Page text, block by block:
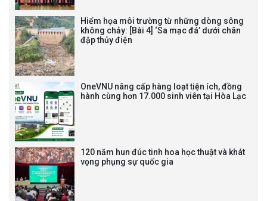
Bảo vệ luận án tiến sĩ của NCS
Hiểm họa môi trường từ những dòng sông
không chảy: [Bài 4] ‘Sa mạc đá’ dưới chân
đập thủy điện
OneVNU nâng cấp hàng loạt tiện ích, đồng
hành cùng hơn 17.000 sinh viên tại Hòa Lạc
120 năm hun đúc tinh hoa học thuật và khát
vọng phụng sự quốc gia